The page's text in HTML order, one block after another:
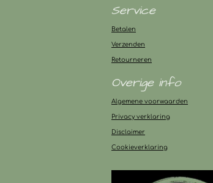
Service
Betalen
Verzenden
Retourneren
Overige info
Algemene voorwaarden
Privacy verklaring
Disclaimer
Cookieverklaring